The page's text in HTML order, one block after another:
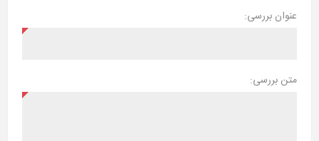
عنوان بررسی:
متن بررسی: